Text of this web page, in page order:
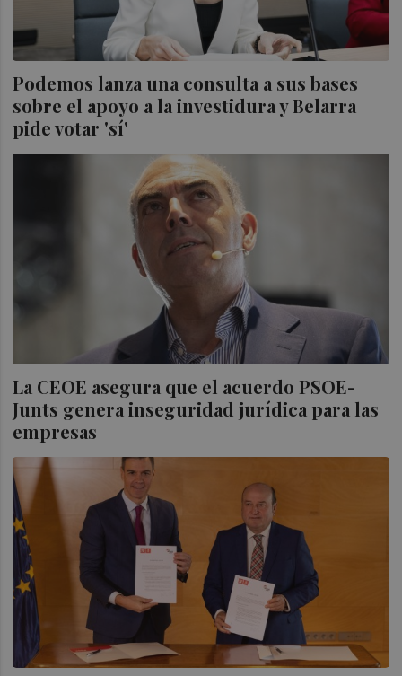
Podemos lanza una consulta a sus bases
sobre el apoyo a la investidura y Belarra
pide votar 'sí'
La CEOE asegura que el acuerdo PSOE-
Junts genera inseguridad jurídica para las
empresas